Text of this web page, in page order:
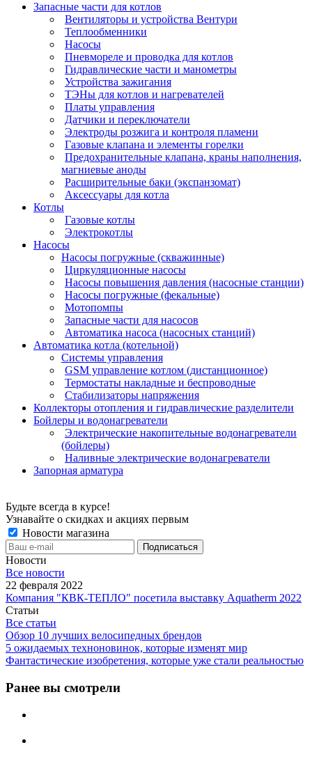
Запасные части для котлов
Вентиляторы и устройства Вентури
Теплообменники
Насосы
Пневмореле и проводка для котлов
Гидравлические части и манометры
Устройства зажигания
ТЭНы для котлов и нагревателей
Платы управления
Датчики и переключатели
Электроды розжига и контроля пламени
Газовые клапана и элементы горелки
Предохранительные клапана, краны наполнения,
магниевые аноды
Расширительные баки (экспанзомат)
Аксессуары для котла
Котлы
Газовые котлы
Электрокотлы
Насосы
Насосы погружные (скважинные)
Циркуляционные насосы
Насосы повышения давления (насосные станции)
Насосы погружные (фекальные)
Мотопомпы
Запасные части для насосов
Автоматика насоса (насосных станций)
Автоматика котла (котельной)
Системы управления
GSM управление котлом (дистанционное)
Термостаты накладные и беспроводные
Стабилизаторы напряжения
Коллекторы отопления и гидравлические разделители
Бойлеры и водонагреватели
Электрические накопительные водонагреватели
(бойлеры)
Наливные электрические водонагреватели
Запорная арматура
Будьте всегда в курсе!
Узнавайте о скидках и акциях первым
Новости магазина
Новости
Все новости
22 февраля 2022
Компания "КВК-ТЕПЛО" посетила выставку Aquatherm 2022
Статьи
Все статьи
Обзор 10 лучших велосипедных брендов
5 ожидаемых техноновинок, которые изменят мир
Фантастические изобретения, которые уже стали реальностью
Ранее вы смотрели